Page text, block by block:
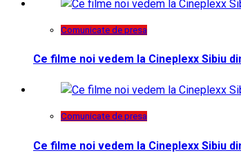
Comunicate de presa
Ce filme noi vedem la Cineplexx Sibiu
Comunicate de presa
Ce filme noi vedem la Cineplexx Sibiu